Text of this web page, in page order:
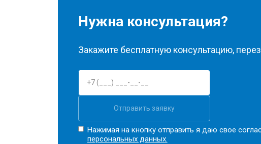
Нужна консультация?
Закажите бесплатную консультацию,
Отправить заявку
Нажимая на кнопку отправить я даю свое
персональных данных.